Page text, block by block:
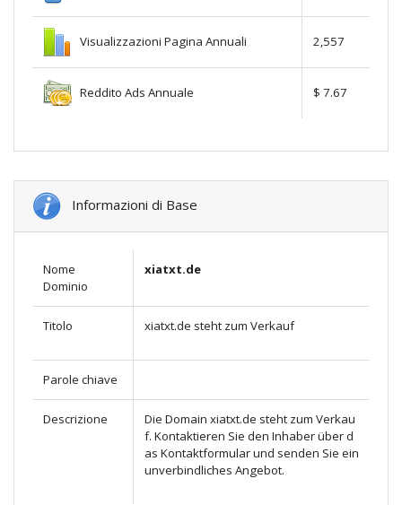
Visualizzazioni Pagina Annuali 2,557
Reddito Ads Annuale $ 7.67
Informazioni di Base
Nome
Dominio
xiatxt.de
Titolo xiatxt.de steht zum Verkauf
Parole chiave
Descrizione
Die Domain xiatxt.de steht zum Verkau
f. Kontaktieren Sie den Inhaber über d
as Kontaktformular und senden Sie ein
unverbindliches Angebot.